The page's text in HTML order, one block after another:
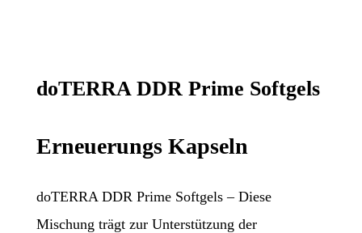
doTERRA DDR Prime Softgels
Erneuerungs Kapseln
doTERRA DDR Prime Softgels – Diese
Mischung trägt zur Unterstützung der